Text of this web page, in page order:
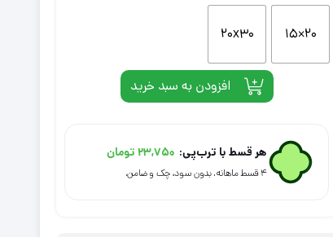
۲۰×۱۵ 20x30
افزودن به سبد خرید
هر قسط با ترب‌پی: ۲۳,۷۵۰ تومان
۴ قسط ماهانه. بدون سود، چک و ضامن.